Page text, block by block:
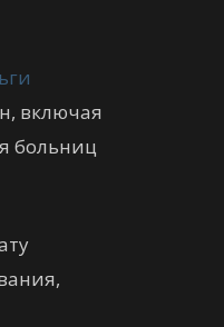
включая
больниц